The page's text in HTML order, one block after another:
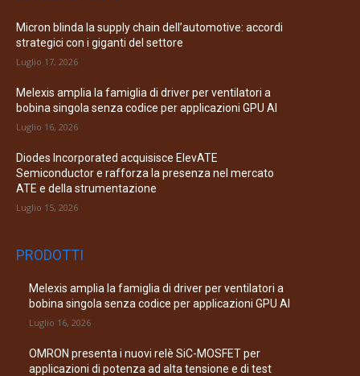
Micron blinda la supply chain dell’automotive: accordi
strategici con i giganti del settore
Luglio 17, 2026
Melexis amplia la famiglia di driver per ventilatori a
bobina singola senza codice per applicazioni GPU AI
Luglio 16, 2026
Diodes Incorporated acquisisce ElevATE
Semiconductor e rafforza la presenza nel mercato
ATE e della strumentazione
Luglio 15, 2026
PRODOTTI
Melexis amplia la famiglia di driver per ventilatori a
bobina singola senza codice per applicazioni GPU AI
Luglio 16, 2026
OMRON presenta i nuovi relè SiC-MOSFET per
applicazioni di potenza ad alta tensione e di test